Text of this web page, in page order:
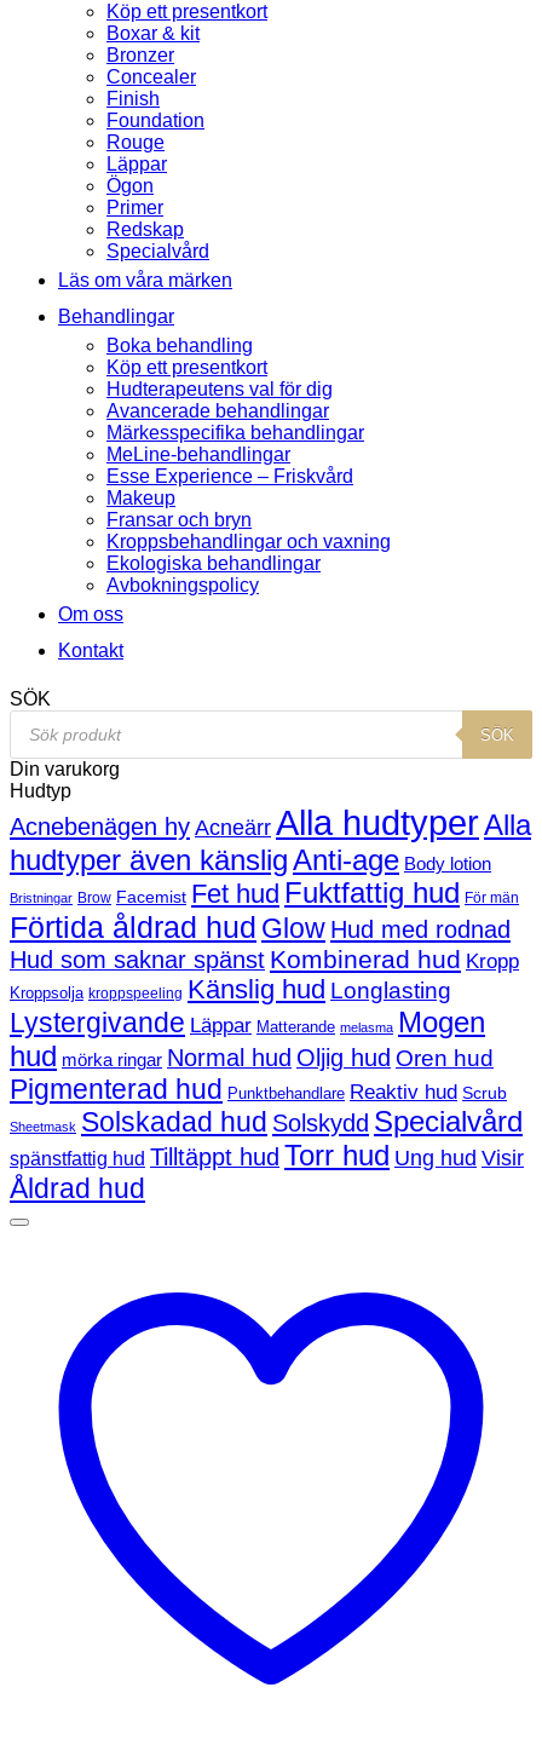
Köp ett presentkort
Boxar & kit
Bronzer
Concealer
Finish
Foundation
Rouge
Läppar
Ögon
Primer
Redskap
Specialvård
Läs om våra märken
Behandlingar
Boka behandling
Köp ett presentkort
Hudterapeutens val för dig
Avancerade behandlingar
Märkesspecifika behandlingar
MeLine-behandlingar
Esse Experience – Friskvård
Makeup
Fransar och bryn
Kroppsbehandlingar och vaxning
Ekologiska behandlingar
Avbokningspolicy
Om oss
Kontakt
SÖK
Products
search
SÖK
Din varukorg
Hudtyp
Acnebenägen hy Acneärr Alla hudtyperAlla
hudtyper även känsligAnti-age Body lotion
Bristningar Brow Facemist Fet hud Fuktfattig hud För män
Förtida åldrad hud Glow Hud med rodnad
Hud som saknar spänst Kombinerad hud Kropp
Kroppsolja kroppspeeling Känslig hud Longlasting
Lystergivande Läppar Matterande melasma Mogen
hud mörka ringar Normal hud Oljig hud Oren hud
Pigmenterad hud Punktbehandlare Reaktiv hud Scrub
Sheetmask Solskadad hud Solskydd Specialvård
spänstfattig hud Tilltäppt hud Torr hud Ung hud Visir
Åldrad hud